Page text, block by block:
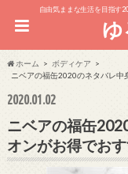
自由気ままな生活を目指す
ホーム
ボディケア
ニベアの福缶2020のネタバレ中
2020.01.02
ニベアの福缶
オンがお得でお